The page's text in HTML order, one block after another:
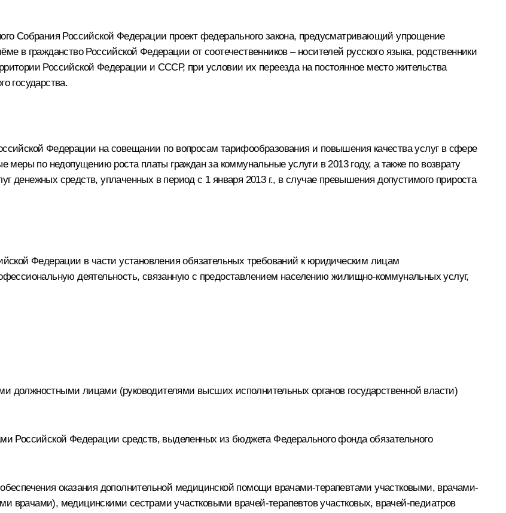
Собрания Российской Федерации проект федерального закона, предусматривающий упрощение
в гражданство Российской Федерации от соотечественников – носителей русского языка, родственники
Российской Федерации и СССР, при условии их переезда на постоянное место жительства
государства.
Федерации на совещании по вопросам тарифообразования и повышения качества услуг в сфере
по недопущению роста платы граждан за коммунальные услуги в 2013 году, а также по возврату
денежных средств, уплаченных в период с 1 января 2013 г., в случае превышения допустимого прироста
Федерации в части установления обязательных требований к юридическим лицам
деятельность, связанную с предоставлением населению жилищно-коммунальных услуг,
должностными лицами (руководителями высших исполнительных органов государственной власти)
Российской Федерации средств, выделенных из бюджета Федерального фонда обязательного
оказания дополнительной медицинской помощи врачами-терапевтами участковыми, врачами-
врачами), медицинскими сестрами участковыми врачей-терапевтов участковых, врачей-педиатров